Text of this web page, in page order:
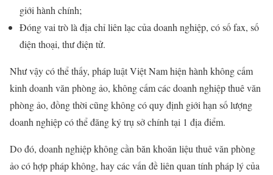
giới hành chính;
Đóng vai trò là địa chỉ liên lạc của doanh nghiệp, có số fax, số
điện thoại, thư điện tử.
Như vậy có thể thấy, pháp luật Việt Nam hiện hành không cấm
kinh doanh văn phòng ảo, không cấm các doanh nghiệp thuê văn
phòng ảo, đồng thời cũng không có quy định giới hạn số lượng
doanh nghiệp có thể đăng ký trụ sở chính tại 1 địa điểm.
Do đó, doanh nghiệp không cần băn khoăn liệu thuê văn phòng
ảo có hợp pháp không, hay các vấn đề liên quan tính pháp lý của